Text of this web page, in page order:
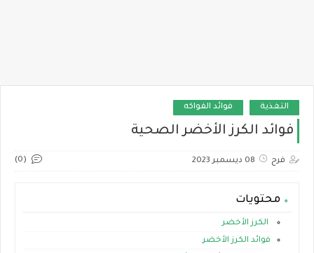
التغذية فوائد الفواكه
فوائد الكرز الأخضر الصحية
فرح 08 ديسمبر 2023 (0)
محتويات
الكرز الأخضر
فوائد الكرز الأخضر